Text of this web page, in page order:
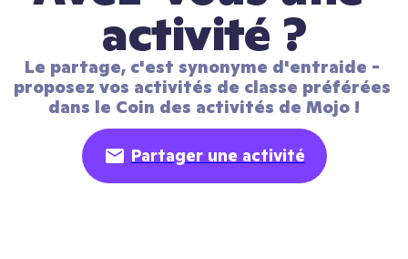
activité ?
Le partage, c'est synonyme d'entraide -
proposez vos activités de classe préférées
dans le Coin des activités de Mojo !
Partager une activité